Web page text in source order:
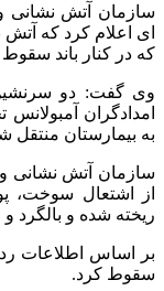
سازمان آتش نشانی و
ای اعلام کرد که
که در کنار باند
وی گفت: دو
امدادگران
به بیمارستان
سازمان آتش نشانی
از اشتعال سوخت،
ریخته شده و بالگرد و
بر اساس اطلاعات
سقوط کرد.